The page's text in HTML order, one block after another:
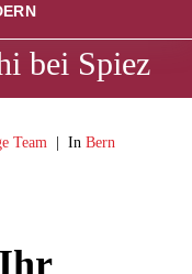
bei Spiez
Team In Bern